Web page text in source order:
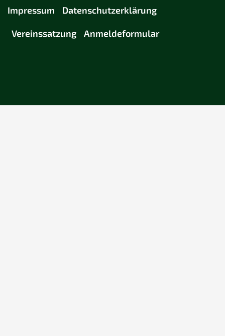
Impressum
Datenschutzerklärung
Vereinssatzung
Anmeldeformular